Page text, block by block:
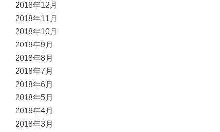
2018年12月
2018年11月
2018年10月
2018年9月
2018年8月
2018年7月
2018年6月
2018年5月
2018年4月
2018年3月